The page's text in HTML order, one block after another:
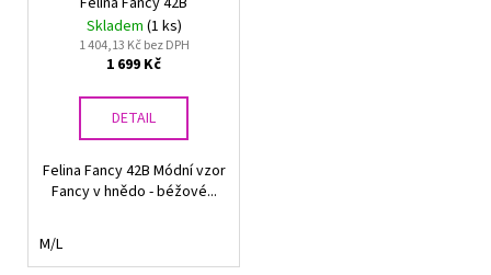
Skladem (1 ks)
1 404,13 Kč bez DPH
1 699 Kč
DETAIL
Felina Fancy 42B Módní vzor
Fancy v hnědo - béžové...
M/L